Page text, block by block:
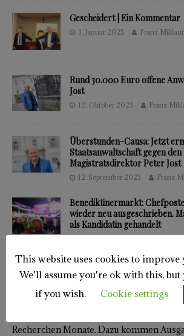
Gescheidert | Ein Kommentar
3. Januar 2025 Franz
Rund 30.000 Euro offene
Jost
12. Oktober 2023 Franz
Überstunden-Causa: Jetzt
Staatsanwaltschaft gegen
Magistratsdirektor Peter Jost
12. September 2023 Franz
Benediktinermarkt:
wieder neu ausgeschrieben.
als Kandidatin gehandelt
Recherchen Monate. Dazu kommen
This website uses cookies to improve
We'll assume you're ok with this, but
if you wish.
Cookie settings